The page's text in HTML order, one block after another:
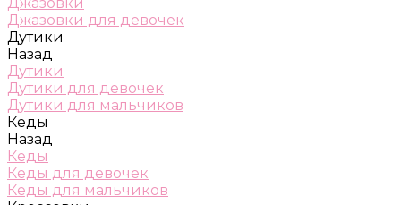
Джазовки для девочек
Дутики
Назад
Дутики
Дутики для девочек
Дутики для мальчиков
Кеды
Назад
Кеды
Кеды для девочек
Кеды для мальчиков